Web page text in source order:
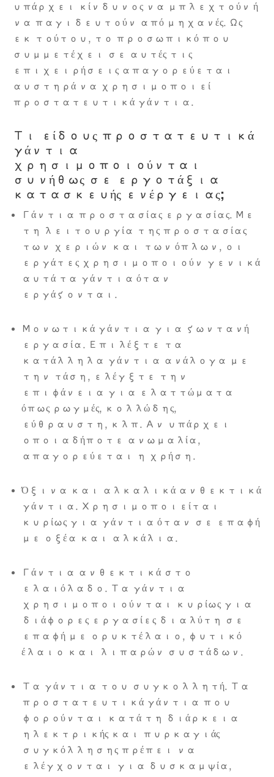
υπάρχει κίνδυνος να μπλεχτούν ή
να παγιδευτούν από μηχανές. Ως
εκ τούτου, το προσωπικό που
συμμετέχει σε αυτές τις
επιχειρήσεις απαγορεύεται
αυστηρά να χρησιμοποιεί
προστατευτικά γάντια.
Τι είδους προστατευτικά
γάντια
χρησιμοποιούνται
συνήθως σε εργοτάξια
κατασκευής ενέργειας;
Γάντια προστασίας εργασίας. Με
τη λειτουργία της προστασίας
των χεριών και των όπλων, οι
εργάτες χρησιμοποιούν γενικά
αυτά τα γάντια όταν
εργάζονται.
Μονωτικά γάντια για ζωντανή
εργασία. Επιλέξτε τα
κατάλληλα γάντια ανάλογα με
την τάση, ελέγξτε την
επιφάνεια για ελαττώματα
όπως ρωγμές, κολλώδης,
εύθραυστη, κλπ. Αν υπάρχει
οποιαδήποτε ανωμαλία,
απαγορεύεται η χρήση.
Όξινα και αλκαλικά ανθεκτικά
γάντια. Χρησιμοποιείται
κυρίως για γάντια όταν σε επαφή
με οξέα και αλκάλια.
Γάντια ανθεκτικά στο
ελαιόλαδο. Τα γάντια
χρησιμοποιούνται κυρίως για
διάφορες εργασίες διαλύτη σε
επαφή με ορυκτέλαιο, φυτικό
έλαιο και λιπαρών συστάδων.
Τα γάντια του συγκολλητή. Τα
προστατευτικά γάντια που
φορούνται κατά τη διάρκεια
ηλεκτρικής και πυρκαγιάς
συγκόλλησης πρέπει να
ελέγχονται για δυσκαμψία,